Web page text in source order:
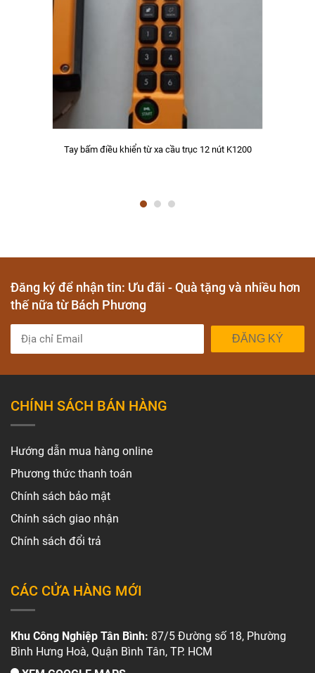
Tay bấm điều khiển từ xa cầu trục 12 nút K1200
Đăng ký để nhận tin: Ưu đãi - Quà tặng và nhiều hơn
thế nữa từ Bách Phương
ĐĂNG KÝ
CHÍNH SÁCH BÁN HÀNG
Hướng dẫn mua hàng online
Phương thức thanh toán
Chính sách bảo mật
Chính sách giao nhận
Chính sách đổi trả
CÁC CỬA HÀNG MỚI
Khu Công Nghiệp Tân Bình: 87/5 Đường số 18, Phường
Bình Hưng Hoà, Quận Bình Tân, TP. HCM